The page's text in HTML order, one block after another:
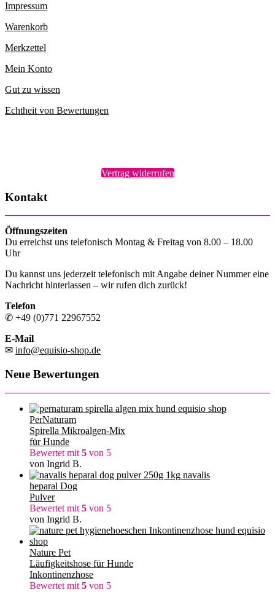
Impressum
Warenkorb
Merkzettel
Mein Konto
Gut zu wissen
Echtheit von Bewertungen
Vertrag widerrufen
Kontakt
Öffnungszeiten
Du erreichst uns telefonisch Montag & Freitag von 8.00 – 18.00
Uhr
Du kannst uns jederzeit telefonisch mit Angabe deiner Nummer eine
Nachricht hinterlassen – wir rufen dich zurück!
Telefon
✆ +49 (0)771 22967552
E-Mail
✉ info@equisio-shop.de
Neue Bewertungen
PerNaturam
Spirella Mikroalgen-Mix
für Hunde
Bewertet mit 5 von 5
von Ingrid B.
navalis
heparal Dog
Pulver
Bewertet mit 5 von 5
von Ingrid B.
Nature Pet
Läufigkeitshose für Hunde
Inkontinenzhose
Bewertet mit 5 von 5